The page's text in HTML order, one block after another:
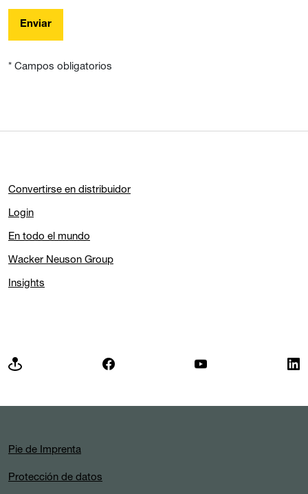
Enviar
* Campos obligatorios
Convertirse en distribuidor
Login
En todo el mundo
Wacker Neuson Group
Insights
Pie de Imprenta
Protección de datos